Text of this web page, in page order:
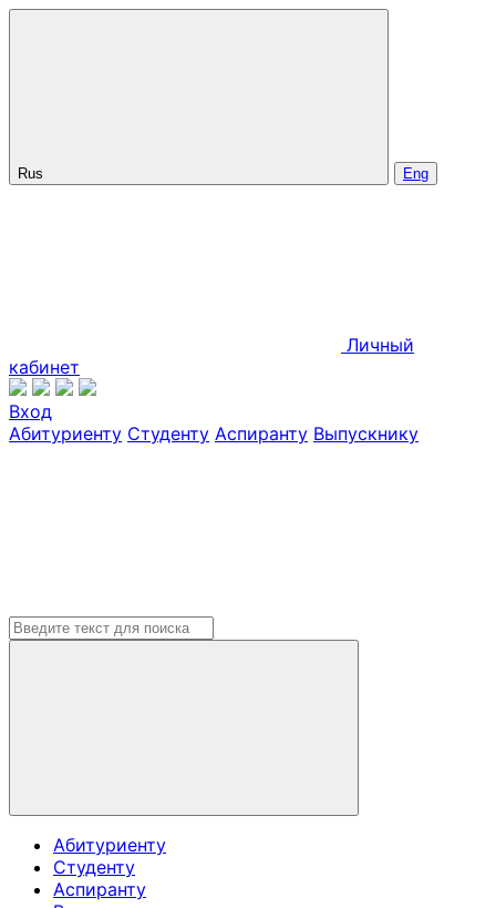
Rus Eng
Личный
кабинет
Вход
Абитуриенту Студенту Аспиранту Выпускнику
Абитуриенту
Студенту
Аспиранту